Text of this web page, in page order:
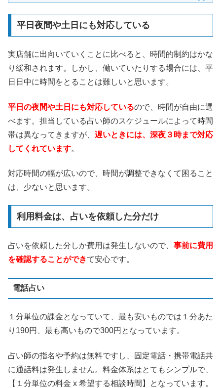
平日夜間や土日にも対応している
実店舗に出向いていくことに比べると、時間的制約はかな
り緩和されます。しかし、働いていたりする場合には、平
日日中に時間をとることは難しいと思います。
平日の夜間や土日にも対応しているので、時間が自由に選
べます。担当している占い師のスケジュールによって時間
帯は異なってきますが、 遅いときには、深夜３時まで対応
してくれています。
対応時間の幅が広いので、時間が調整できなくて困ること
は、少ないと思います。
利用料金は、占いを依頼した分だけ
占いを依頼した分しか費用は発生しないので、 事前に費用
を確認することができて安心です。
電話占い
１分単位の課金となっていて、最も安いものでは１分あた
り190円、最も高いもので300円となっています。
占い師の指名や予約は無料ですし、固定電話・携帯電話共
に通話料は発生しません。料金体系はとてもシンプルで、
【１分単位の料金 x 希望する相談時間】となっています。